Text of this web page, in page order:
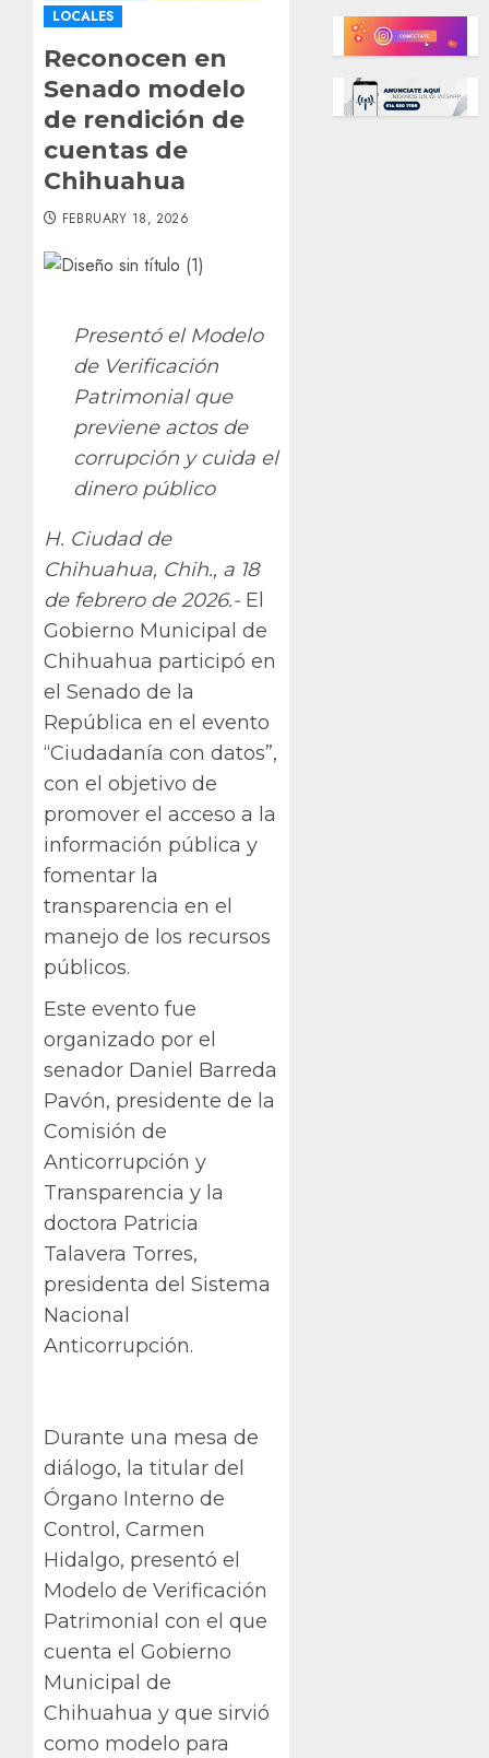
LOCALES
Reconocen en
Senado modelo
de rendición de
cuentas de
Chihuahua
FEBRUARY 18, 2026
Presentó el Modelo
de Verificación
Patrimonial que
previene actos de
corrupción y cuida el
dinero público
H. Ciudad de
Chihuahua, Chih., a 18
de febrero de 2026.- El
Gobierno Municipal de
Chihuahua participó en
el Senado de la
República en el evento
“Ciudadanía con datos”,
con el objetivo de
promover el acceso a la
información pública y
fomentar la
transparencia en el
manejo de los recursos
públicos.
Este evento fue
organizado por el
senador Daniel Barreda
Pavón, presidente de la
Comisión de
Anticorrupción y
Transparencia y la
doctora Patricia
Talavera Torres,
presidenta del Sistema
Nacional
Anticorrupción.
Durante una mesa de
diálogo, la titular del
Órgano Interno de
Control, Carmen
Hidalgo, presentó el
Modelo de Verificación
Patrimonial con el que
cuenta el Gobierno
Municipal de
Chihuahua y que sirvió
como modelo para